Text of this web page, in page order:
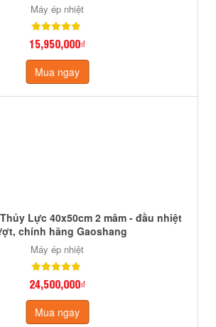
Máy ép nhiệt
15,950,000₫
Mua ngay
Lực 40x50cm 2 mâm - đầu nhiệt
chính hãng Gaoshang
Máy ép nhiệt
24,500,000₫
Mua ngay